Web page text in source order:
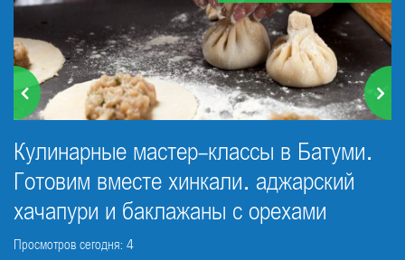
Кулинарные мастер-классы в Батуми.
Готовим вместе хинкали. аджарский
хачапури и баклажаны с орехами
Просмотров сегодня: 4